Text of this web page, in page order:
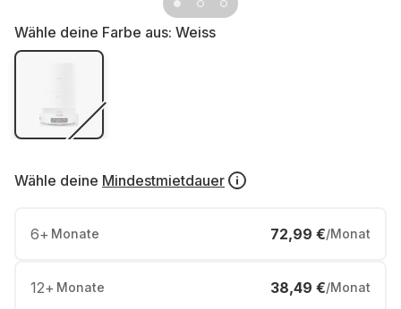
Wähle deine Farbe aus: Weiss
Wähle deine Mindestmietdauer
6+ Monate 72,99 €/Monat
12+ Monate 38,49 €/Monat